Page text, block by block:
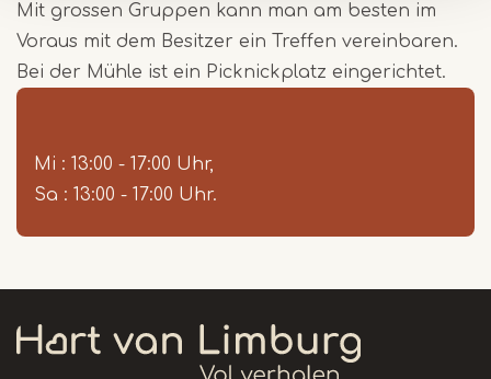
Mit grossen Gruppen kann man am besten im
Voraus mit dem Besitzer ein Treffen vereinbaren.
Bei der Mühle ist ein Picknickplatz eingerichtet.
Mi : 13:00 - 17:00 Uhr,
Sa : 13:00 - 17:00 Uhr.